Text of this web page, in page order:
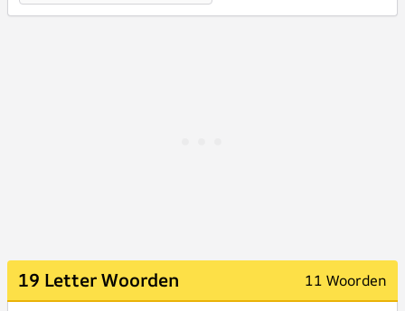
19 Letter Woorden 11 Woorden